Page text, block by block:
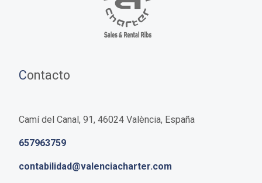
Contacto
Camí del Canal, 91, 46024 València, España
657963759
contabilidad@valenciacharter.com